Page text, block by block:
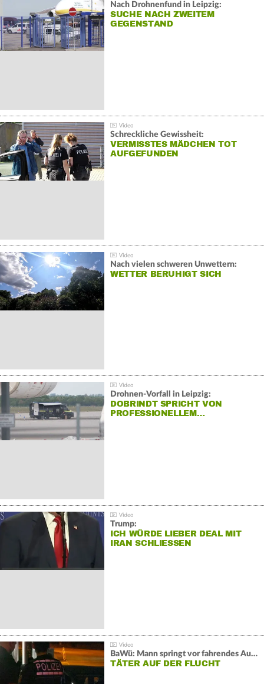
Nach Drohnenfund in Leipzig:
SUCHE NACH ZWEITEM
GEGENSTAND
Schreckliche Gewissheit:
VERMISSTES MÄDCHEN TOT
AUFGEFUNDEN
Nach vielen schweren Unwettern:
WETTER BERUHIGT SICH
Drohnen-Vorfall in Leipzig:
DOBRINDT SPRICHT VON
PROFESSIONELLEM…
Trump:
ICH WÜRDE LIEBER DEAL MIT
IRAN SCHLIESSEN
BaWü: Mann springt vor fahrendes Auto und schießt
TÄTER AUF DER FLUCHT